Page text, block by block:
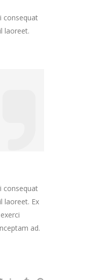
consequat
laoreet.
consequat
laoreet. Ex
ad.